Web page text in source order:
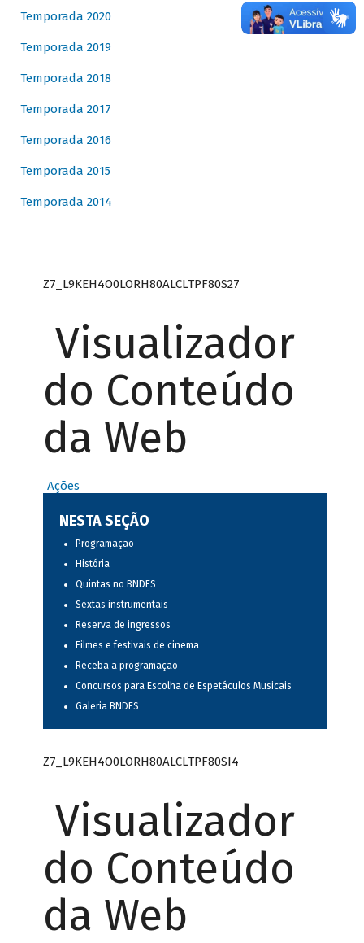
Temporada 2020
Temporada 2019
Temporada 2018
Temporada 2017
Temporada 2016
Temporada 2015
Temporada 2014
Z7_L9KEH4O0LORH80ALCLTPF80S27
Visualizador
do Conteúdo
da Web
Ações
NESTA SEÇÃO
Programação
História
Quintas no BNDES
Sextas instrumentais
Reserva de ingressos
Filmes e festivais de cinema
Receba a programação
Concursos para Escolha de Espetáculos Musicais
Galeria BNDES
Z7_L9KEH4O0LORH80ALCLTPF80SI4
Visualizador
do Conteúdo
da Web